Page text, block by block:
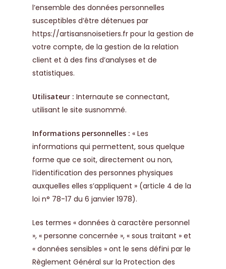
l’ensemble des données personnelles
susceptibles d’être détenues par
https://artisansnoisetiers.fr pour la gestion de
votre compte, de la gestion de la relation
client et à des fins d’analyses et de
statistiques.
Utilisateur : Internaute se connectant,
utilisant le site susnommé.
Informations personnelles : « Les
informations qui permettent, sous quelque
forme que ce soit, directement ou non,
l’identification des personnes physiques
auxquelles elles s’appliquent » (article 4 de la
loi n° 78-17 du 6 janvier 1978).
Les termes « données à caractère personnel
», « personne concernée », « sous traitant » et
« données sensibles » ont le sens défini par le
Règlement Général sur la Protection des